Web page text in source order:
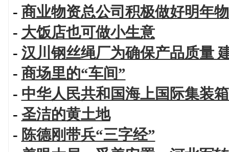
- 商业物资总公司积极做好明年
- 大饭店也可做小生意
- 汉川钢丝绳厂为确保产品质量
- 商场里的“车间”
- 中华人民共和国海上国际集装
- 圣洁的黄土地
- 陈德刚带兵“三字经”